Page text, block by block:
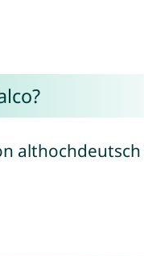
althochdeutsch